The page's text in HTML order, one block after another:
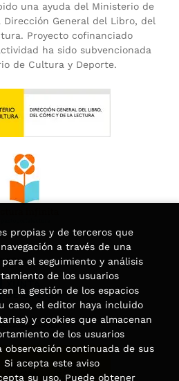
una ayuda del Ministerio de
General del Libro, del
Proyecto cofinanciado
ha sido subvencionada
de Cultura y Deporte.
propias y de terceros que
a través de una
el seguimiento y análisis
de los usuarios
la gestión de los espacios
caso, el editor haya incluido
y cookies que almacenan
de los usuarios
observación continuada de sus
Si acepta este aviso
su uso. Puede obtener